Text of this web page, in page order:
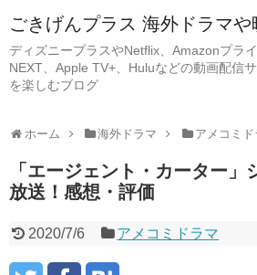
ごきげんプラス 海外ドラマ
ディズニープラスやNetflix、Amazonプラ
NEXT、Apple TV+、Huluなどの動画配信
を楽しむブログ
ホーム 海外ドラマ アメコミド
「エージェント・カーター
放送！感想・評価
2020/7/6 アメコミドラマ